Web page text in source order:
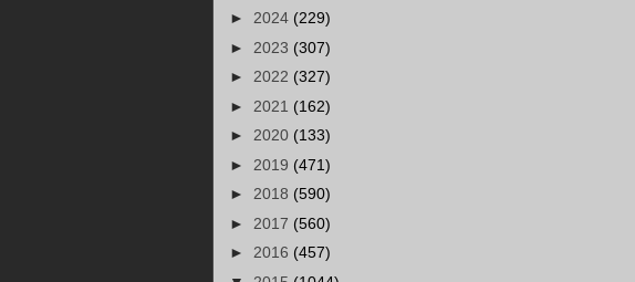
► 2024 (229)
► 2023 (307)
► 2022 (327)
► 2021 (162)
► 2020 (133)
► 2019 (471)
► 2018 (590)
► 2017 (560)
► 2016 (457)